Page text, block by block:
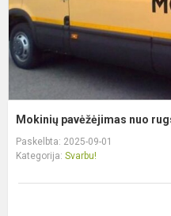
Mokinių pavėžėjimas nuo
Paskelbta: 2025-09-01
Kategorija: Svarbu!